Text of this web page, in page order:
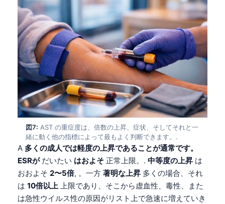
図7: AST の重症度は、倍数の上昇、症状、そしてそれと一
緒に動く他の指標によって最もよく判断できます。.
A 多くの成人では軽度の上昇であることが通常です。
ESRがだいたい はおよそ 正常上限。. 中等度の上昇 は
おおよそ 2〜5倍, 。一方 著明な上昇 多くの場合、それ
は 10倍以上 上限であり、そこから虚血性、毒性、また
は急性ウイルス性の原因がリスト上で急速に増えていき
简体中文
فارسی
Български
Dansk
Nederlands
हिन्दी
Bahasa Indonesia
Հայերեն
Íslenska
Српски језик
Svenska
Bosanski